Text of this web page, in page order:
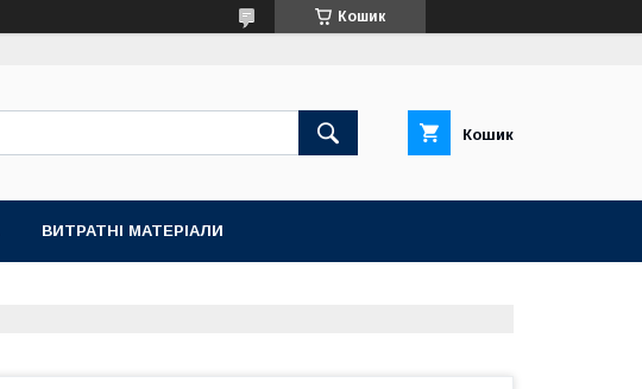
Кошик
Кошик
ВИТРАТНІ МАТЕРІАЛИ